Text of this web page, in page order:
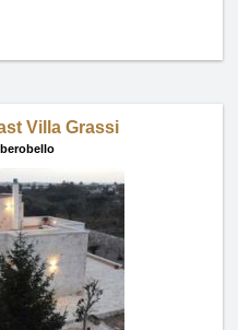
Villa Grassi